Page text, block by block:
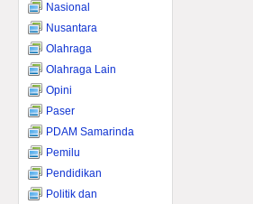
Nasional
Nusantara
Olahraga
Olahraga Lain
Opini
Paser
PDAM Samarinda
Pemilu
Pendidikan
Politik dan